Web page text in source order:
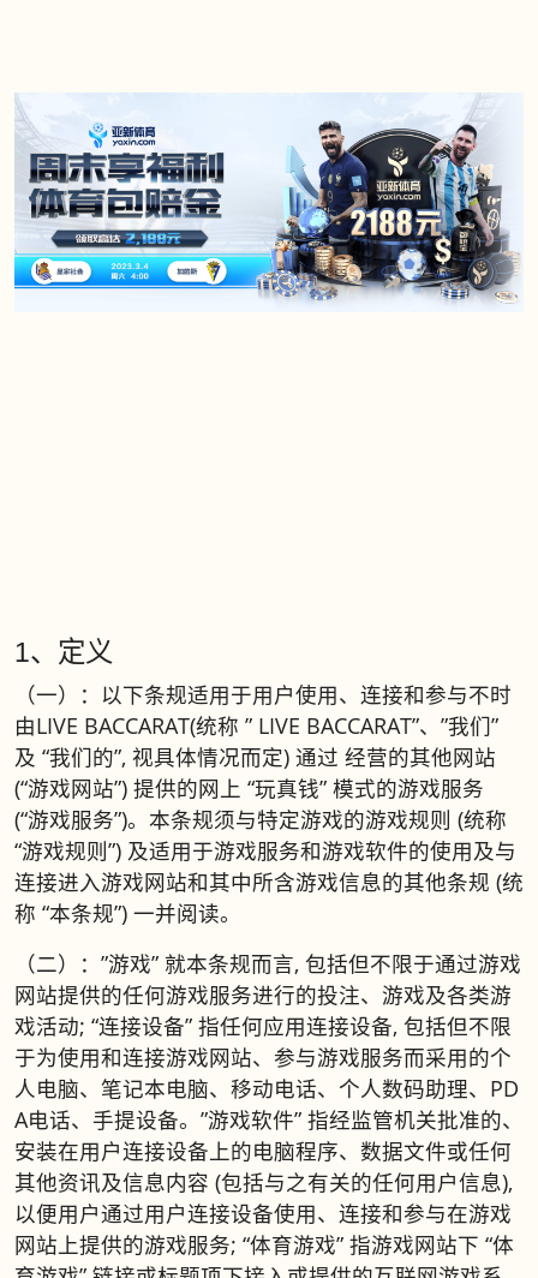
1、定义
（一）：以下条规适用于用户使用、连接和参与不时
由LIVE BACCARAT(统称 ” LIVE BACCARAT”、”我们”
及 “我们的”, 视具体情况而定) 通过 经营的其他网站
(“游戏网站”) 提供的网上 “玩真钱” 模式的游戏服务
(“游戏服务”)。本条规须与特定游戏的游戏规则 (统称
“游戏规则”) 及适用于游戏服务和游戏软件的使用及与
连接进入游戏网站和其中所含游戏信息的其他条规 (统
称 “本条规”) 一并阅读。
（二）：”游戏” 就本条规而言, 包括但不限于通过游戏
网站提供的任何游戏服务进行的投注、游戏及各类游
戏活动; “连接设备” 指任何应用连接设备, 包括但不限
于为使用和连接游戏网站、参与游戏服务而采用的个
人电脑、笔记本电脑、移动电话、个人数码助理、PD
A电话、手提设备。”游戏软件” 指经监管机关批准的、
安装在用户连接设备上的电脑程序、数据文件或任何
其他资讯及信息内容 (包括与之有关的任何用户信息),
以便用户通过用户连接设备使用、连接和参与在游戏
网站上提供的游戏服务; “体育游戏” 指游戏网站下 “体